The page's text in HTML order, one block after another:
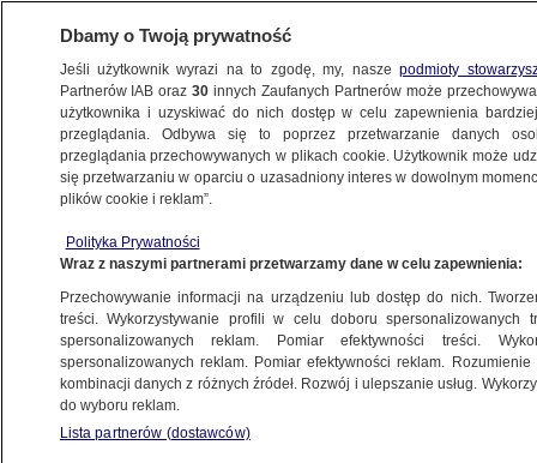
POLSKA
października
22.10.2023, 05:19
Udostępnij
Dbamy o Twoją prywatność
Jeśli użytkownik wyrazi na to zgodę, my, naszepodmioty
Partnerów IAB oraz30 innych Zaufanych Partnerów może
użytkownika i uzyskiwać do nich dostęp w celu zapewnienia
przeglądania. Odbywa się to poprzez przetwarzanie danych
przeglądania przechowywanych w plikach cookie. Użytkownik może
się przetwarzaniu w oparciu o uzasadniony interes w dowolnym
plików cookie i reklam”.
Polityka Prywatności
Wraz z naszymi partnerami przetwarzamy dane w celu zapewnienia:
Przechowywanie informacji na urządzeniu lub dostęp do nich.
treści. Wykorzystywanie profili w celu doboru spersonalizowanych
spersonalizowanych reklam. Pomiar efektywności treści.
spersonalizowanych reklam. Pomiar efektywności reklam.
kombinacji danych z różnych źródeł. Rozwój i ulepszanie usług.
do wyboru reklam.
Lista partnerów (dostawców)